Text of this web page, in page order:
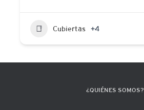
Cubiertas +4
¿QUIÉNES SOMOS?